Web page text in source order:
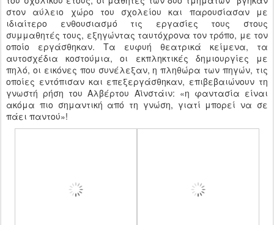
στον αύλειο χώρο του σχολείου και παρουσίασαν με
ιδιαίτερο ενθουσιασμό τις εργασίες τους στους
συμμαθητές τους, εξηγώντας ταυτόχρονα τον τρόπο, με τον
οποίο εργάσθηκαν. Τα ευφυή θεατρικά κείμενα, τα
αυτοσχέδια κοστούμια, οι εκπληκτικές δημιουργίες με
πηλό, οι εικόνες που συνέλεξαν, η πληθώρα των πηγών, τις
οποίες εντόπισαν και επεξεργάσθηκαν, επιβεβαιώνουν τη
γνωστή ρήση του Αλβέρτου Αϊνστάιν: «η φαντασία είναι
ακόμα πιο σημαντική από τη γνώση, γιατί μπορεί να σε
πάει παντού»!